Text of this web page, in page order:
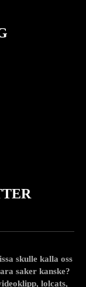
skulle kalla oss
saker kanske?
lolcats,